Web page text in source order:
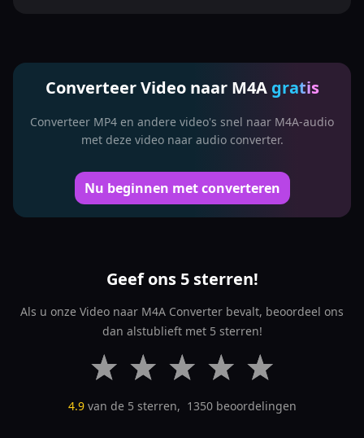
Converteer Video naar M4A gratis
Converteer MP4 en andere video's snel naar M4A-audio
met deze video naar audio converter.
Nu beginnen met converteren
Geef ons 5 sterren!
Als u onze Video naar M4A Converter bevalt, beoordeel ons
dan alstublieft met 5 sterren!
4.9van de 5 sterren, 1350beoordelingen